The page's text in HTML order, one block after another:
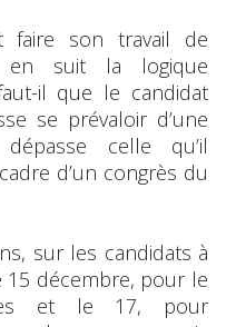
faire son travail de
en suit la logique
il que le candidat
se prévaloir d’une
celle qu’il
d’un congrès du
sur les candidats à
15 décembre, pour le
et le 17, pour